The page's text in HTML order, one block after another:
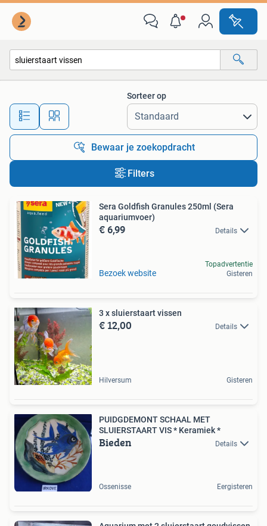
Alle afstanden…
Sorteer op
Bewaar je zoekopdracht
Filters
Sera Goldfish Granules 250ml (Sera
aquariumvoer)
€ 6,99 Details
Bezoek website
Topadvertentie
Gisteren
3 x sluierstaart vissen
€ 12,00 Details
Hilversum Gisteren
PUIDGDEMONT SCHAAL MET
SLUIERSTAART VIS * Keramiek *
Bieden Details
Ossenisse Eergisteren